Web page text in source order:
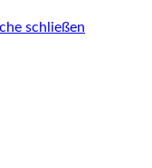
schließen